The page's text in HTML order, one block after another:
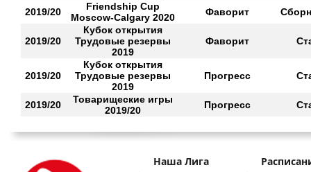
2019/20
Friendship Cup
Moscow-Calgary 2020
Фаворит
2019/20
Кубок открытия
Трудовые резервы
2019
Фаворит
2019/20
Кубок открытия
Трудовые резервы
2019
Прогресс
2019/20
Товарищеские игры
2019/20
Прогресс
Наша Лига